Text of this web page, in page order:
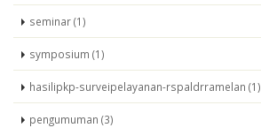
seminar (1)
symposium (1)
hasilipkp-surveipelayanan-rspaldrramelan (1)
pengumuman (3)